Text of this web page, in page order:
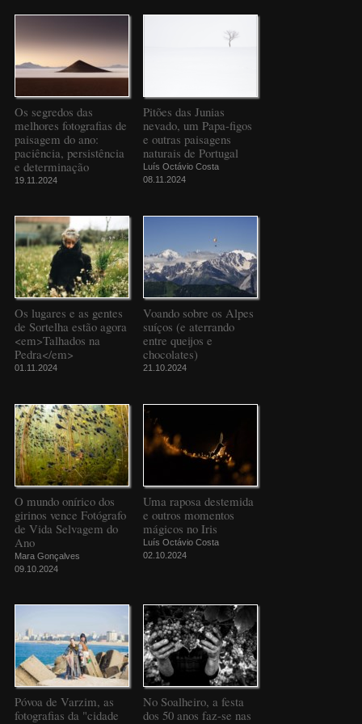
Os segredos das
melhores fotografias de
paisagem do ano:
paciência, persistência
e determinação
19.11.2024
Pitões das Junias
nevado, um Papa-figos
e outras paisagens
naturais de Portugal
Luís Octávio Costa
08.11.2024
Os lugares e as gentes
de Sortelha estão agora
<em>Talhados na
Pedra</em>
01.11.2024
Voando sobre os Alpes
suíços (e aterrando
entre queijos e
chocolates)
21.10.2024
O mundo onírico dos
girinos vence Fotógrafo
de Vida Selvagem do
Ano
Mara Gonçalves
09.10.2024
Uma raposa destemida
e outros momentos
mágicos no Iris
Luís Octávio Costa
02.10.2024
Póvoa de Varzim, as
fotografias da "cidade
No Soalheiro, a festa
dos 50 anos faz-se nas